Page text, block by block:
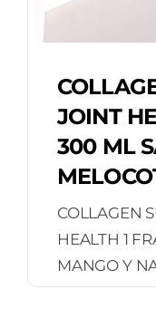
JOINT
300 ML
COLLAGEN
HEALTH 1
MANGO Y